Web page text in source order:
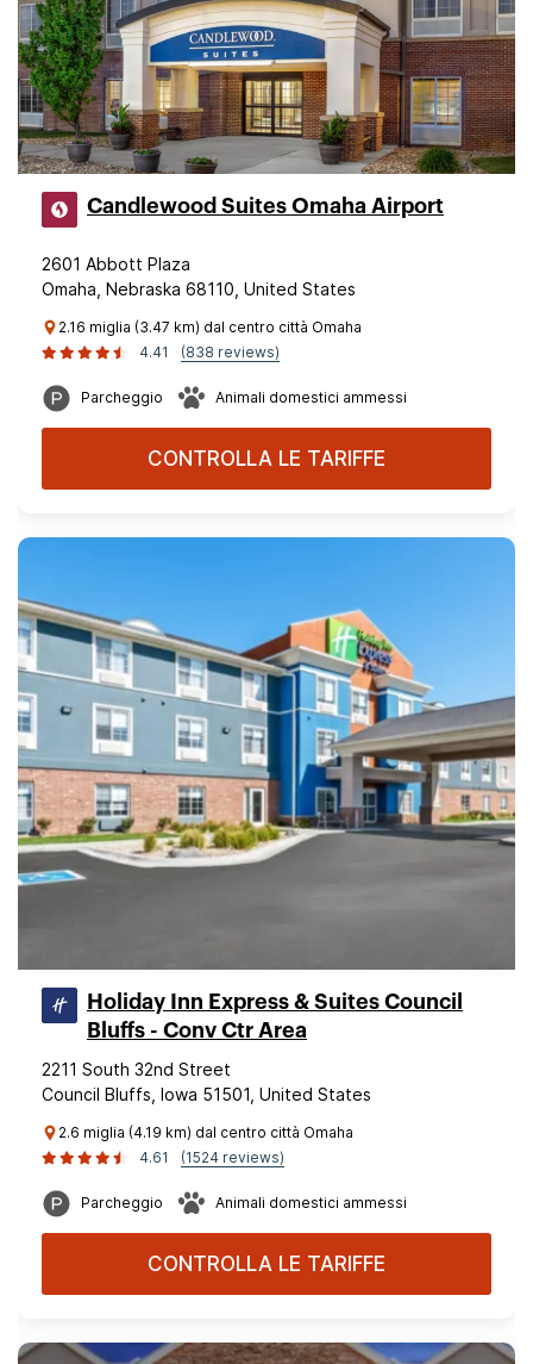
Candlewood Suites Omaha Airport
2601 Abbott Plaza
Omaha, Nebraska 68110, United States
2.16 miglia (3.47 km) dal centro città Omaha
4.41
(838 reviews)
Parcheggio Animali domestici ammessi
CONTROLLA LE TARIFFE
Holiday Inn Express & Suites Council
Bluffs - Conv Ctr Area
2211 South 32nd Street
Council Bluffs, Iowa 51501, United States
2.6 miglia (4.19 km) dal centro città Omaha
4.61
(1524 reviews)
Parcheggio Animali domestici ammessi
CONTROLLA LE TARIFFE